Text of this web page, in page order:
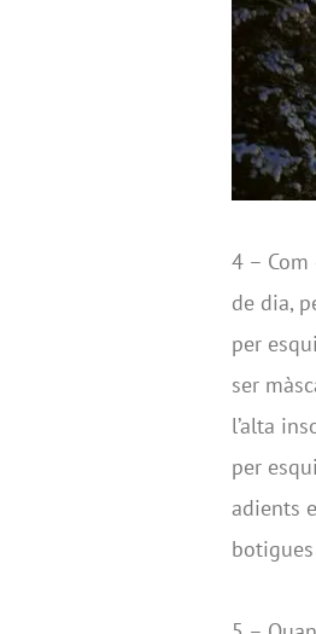
4 –
de dia,
per
ser
l’alta
per
adients